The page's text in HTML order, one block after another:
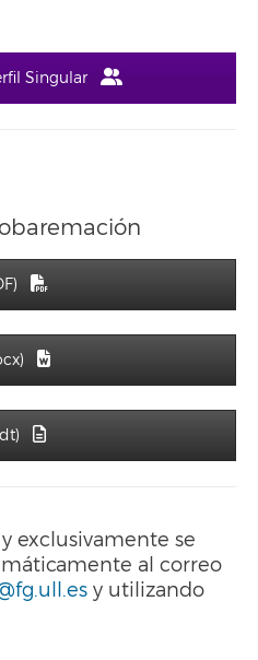
Singular
exclusivamente se
al correo
y utilizando